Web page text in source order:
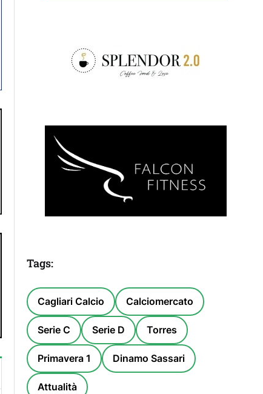
Tags:
Cagliari Calcio Calciomercato
Serie C Serie D Torres
Primavera 1 Dinamo Sassari
Attualità